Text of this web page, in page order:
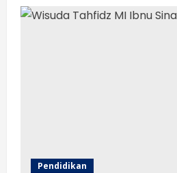
Pendidikan